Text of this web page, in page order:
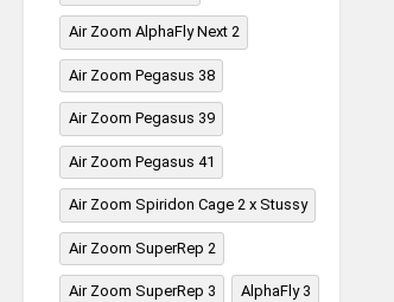
Air Zoom AlphaFly Next 2
Air Zoom Pegasus 38
Air Zoom Pegasus 39
Air Zoom Pegasus 41
Air Zoom Spiridon Cage 2 x Stussy
Air Zoom SuperRep 2
Air Zoom SuperRep 3 AlphaFly 3